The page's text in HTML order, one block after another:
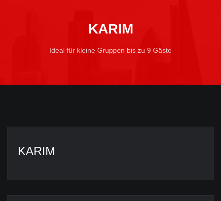
KARIM
Ideal für kleine Gruppen bis zu 9 Gäste
KARIM